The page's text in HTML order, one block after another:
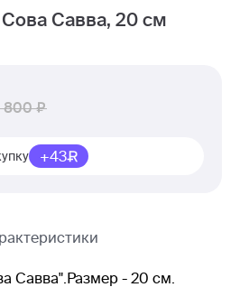
Савва, 20 см
800
+43
Савва".Размер - 20 см.